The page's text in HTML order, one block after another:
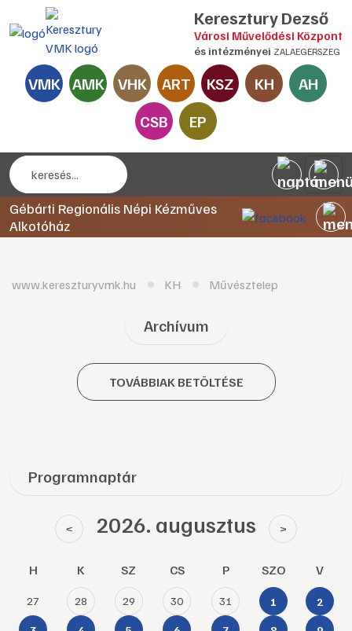
Keresztury Dezső
Városi Művelődési Központ
és intézményei ZALAEGERSZEG
VMK AMK VHK ART KSZ KH
AH
CSB
EP
Gébárti Regionális Népi Kézműves
Alkotóház
www.kereszturyvmk.hu KH Művésztelep
Archívum
TOVÁBBIAK BETÖLTÉSE
Programnaptár
< 2026. augusztus >
H K SZ CS P SZO V
27 28 29 30 31 1 2